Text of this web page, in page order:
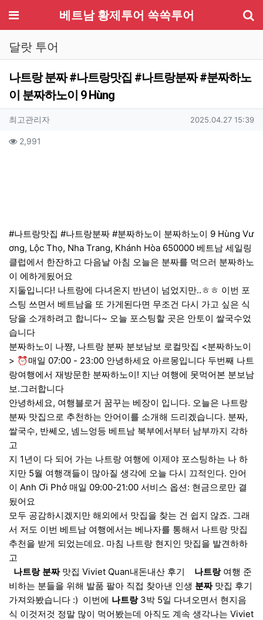
메뉴 베트남 황제투어 쏙쏙투어
달랏 투어
나트랑 분짜 #나트랑맛집 #나트랑분짜 #분짜하노
이 분짜하노이 9 Hùng
작성자 정보
최고관리자작성 작성일
2025.04.27 15:39
컨텐츠 정보
2,991
#나트랑맛집 #나트랑분짜 #분짜하노이 분짜하노이 9 Hùng Vư
ơng, Lộc Thọ, Nha Trang, Khánh Hòa 650000 베트남 세일링
클럽에서 한잔하고 다음날 아침 오늘은 분짜를 먹으러 분짜하노
이 에하게됬어요
지둘입니다! 나트랑에 다녀온지 반년이 넘었지만..ㅎㅎ 이번 포
스팅 쓰면서 베트남을 또 가게된다면 무조건 다시 가고 싶은 식
당을 소개하려고 합니다~ 오늘 포스팅할 곳은 안토이 쌀국수었
습니다
분짜하노이 나쨩, 나트랑 분짜 분보남보 로컬맛집 <분짜하노이
> ⏰매일 07:00 - 23:00 안녕하세요 아르몽입니다 두번째 나트
랑여행에서 재방문한 분짜하노이! 지난 여행에 못먹어본 분보남
보.그러합니다
안녕하세요, 여행블로거 꿈꾸는 베장이 입니다. 오늘은 나트랑
분짜 맛집으로 추천하는 안어이를 소개해 드리겠습니다. 분짜,
쌀국수, 반쎄오, 넴느엉등 베트남 북부에서부터 남부까지 각하
고
지 1년이 다 되어 가는 나트랑 여행에 이제야 포스팅하는 나 하
지만 5월 여행객들이 많아질 생각에 오늘 다시 끄적인다. 안어
이 Anh Ơi Phở 매일 09:00-21:00 서비스 옵션: 현금으로만 결
됬어요
모두 공감하시겠지만 해외에서 맛집을 찾는 건 쉽지 않죠. 그래
서 저도 이번 베트남 여행에서는 베나자를 통해서 나트랑 맛집
추천을 받게 되었는데요. 마침 나트랑 현지인 맛집을 발견하하
고
나트랑 분짜맛집 Viviet Quan내돈내산 후기 ​ ​ ​ 나트랑여행 준
비하는 분들을 위해 발품 팔아 직접 찾아낸 인생 분짜맛집 후기
가져와봤습니다 :) ​ 이번에 나트랑3박 5일 다녀오면서 현지음
식 이것저것 정말 많이 먹어봤는데 아직도 계속 생각나는 Viviet